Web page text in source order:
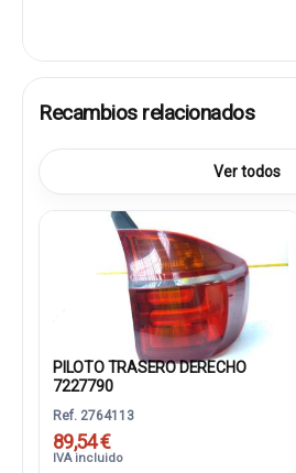
Recambios relacionados
Ver todos
PILOTO TRASERO DERECHO
7227790
Ref. 2764113
89,54 €
IVA incluido